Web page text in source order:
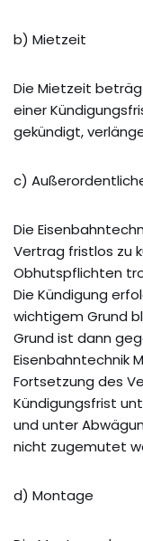
b) Mietzeit
Die Mietzeit
einer
gekündigt,
c)
Die
Vertrag fristlos zu
Obhutspflichten
Die Kündigung
wichtigem Grund
Grund ist dann
Eisenbahntechnik
Fortsetzung des
Kündigungsfrist
und unter
nicht zugemutet
d) Montage